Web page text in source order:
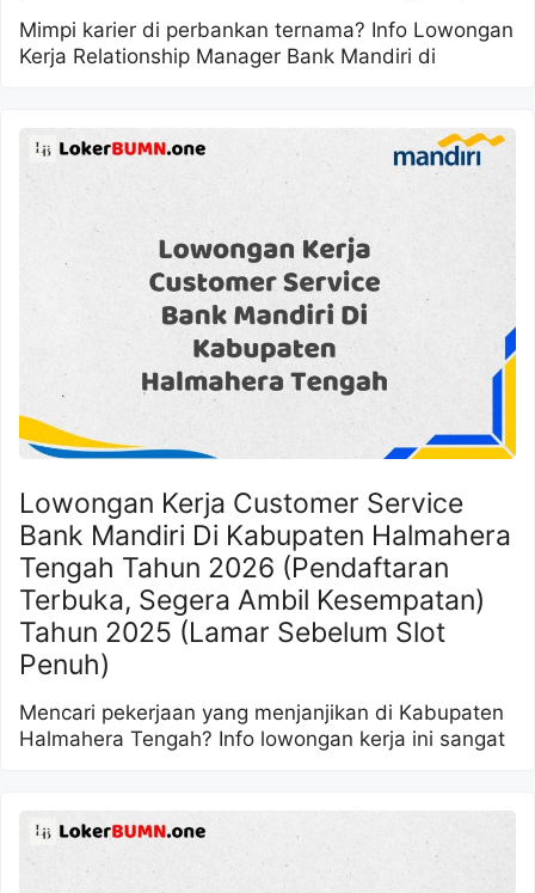
Mimpi karier di perbankan ternama? Info Lowongan
Kerja Relationship Manager Bank Mandiri di
Lowongan Kerja Customer Service
Bank Mandiri Di Kabupaten Halmahera
Tengah Tahun 2026 (Pendaftaran
Terbuka, Segera Ambil Kesempatan)
Tahun 2025 (Lamar Sebelum Slot
Penuh)
Mencari pekerjaan yang menjanjikan di Kabupaten
Halmahera Tengah? Info lowongan kerja ini sangat